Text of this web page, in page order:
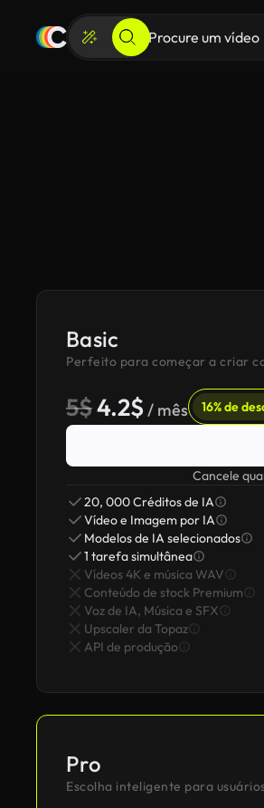
Basic
Perfeito para começar a criar
5$4.2$ / mês 16% de
Cancele
20, 000 Créditos de IA
Vídeo e Imagem por IA
Modelos de IA selecionados
1 tarefa simultânea
Vídeos 4K e música WAV
Conteúdo de stock Premium
Voz de IA, Música e SFX
Upscaler da Topaz
API de produção
Pro
Escolha inteligente para